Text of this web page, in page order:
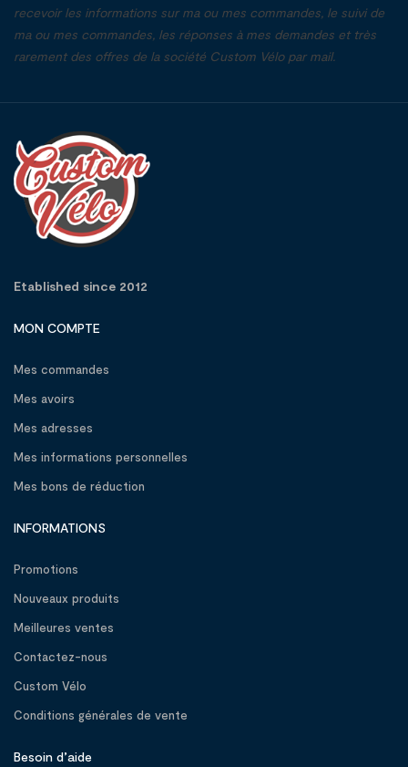
recevoir les informations sur ma ou mes commandes, le suivi de
ma ou mes commandes, les réponses à mes demandes et très
rarement des offres de la société Custom Vélo par mail.
Etablished since 2012
MON COMPTE
Mes commandes
Mes avoirs
Mes adresses
Mes informations personnelles
Mes bons de réduction
INFORMATIONS
Promotions
Nouveaux produits
Meilleures ventes
Contactez-nous
Custom Vélo
Conditions générales de vente
Besoin d’aide